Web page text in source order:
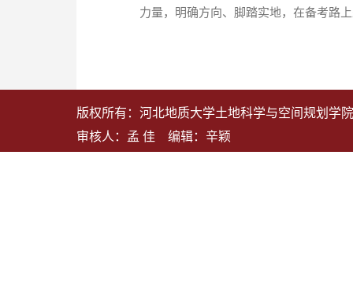
力量，明确方向、脚踏实地，在备考路
版权所有：河北地质大学土地科学与空间规划学
审核人：孟 佳 编辑：辛颖